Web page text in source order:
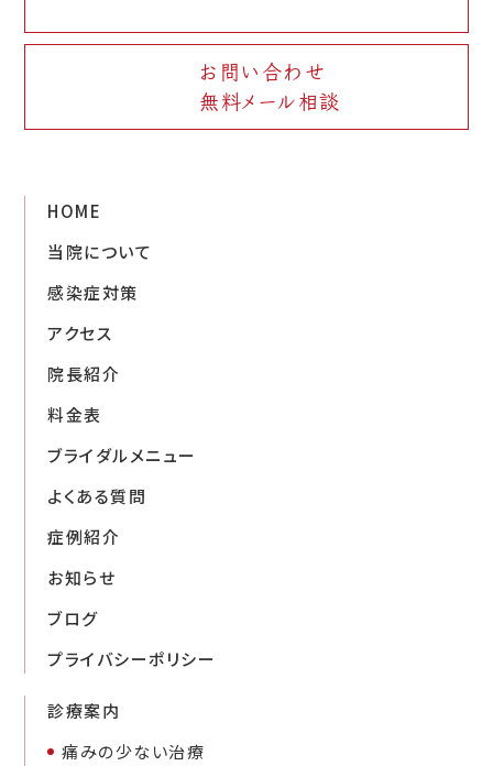
お問い合わせ
無料メール相談
HOME
当院について
感染症対策
アクセス
院長紹介
料金表
ブライダルメニュー
よくある質問
症例紹介
お知らせ
ブログ
プライバシーポリシー
診療案内
痛みの少ない治療